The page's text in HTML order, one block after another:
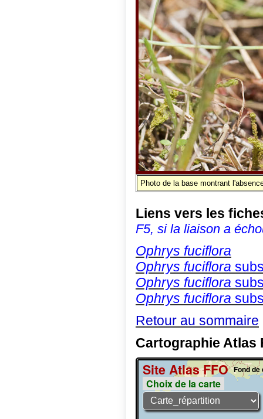
Photo de la base montrant
Liens vers les
F5, si la liaison a
Ophrys fuciflora
Ophrys fuciflora
Ophrys fuciflora
Ophrys fuciflora
Retour au sommaire
Cartographie Atlas